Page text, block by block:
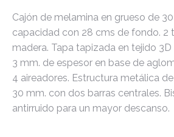
Cajón de melamina en grueso de
capacidad con 28 cms de fondo. 2
madera. Tapa tapizada en tejido
3 mm. de espesor en base de
4 aireadores. Estructura metálica
30 mm. con dos barras centrales.
antirruido para un mayor descanso.